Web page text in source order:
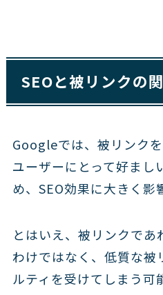
SEOと被リンクの
Googleでは、被リンク
ユーザーにとって好まし
め、SEO効果に大きく影
とはいえ、被リンクであ
わけではなく、低質な被
ルティを受けてしまう可